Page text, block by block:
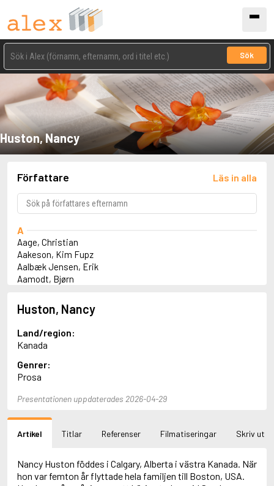
Sök
Huston, Nancy
Författare Läs in alla
A
Aage, Christian
Aakeson, Kim Fupz
Aalbæk Jensen, Erik
Aamodt, Bjørn
Abbey, Kieran
Abbot, Anthony
Abbott, John
Abbott, Megan
Abdel-Fattah, Randa
Abdolah, Kader
Abé, Kobo
Abele, Inga
Aboulela, Leila
Abrahams, Peter (f. 1947)
Abrahamson, Emmy
Huston, Nancy
Land/region:
Kanada
Genrer:
Prosa
Presentationen uppdaterades 2026-04-29
Artikel Titlar Referenser Filmatiseringar Skriv ut
Nancy Huston föddes i Calgary, Alberta i västra Kanada. När
hon var femton år flyttade hela familjen till Boston, USA.